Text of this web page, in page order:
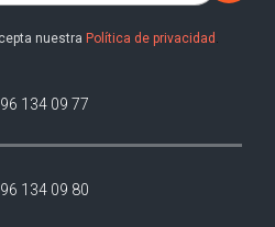
nuestra Política de privacidad .
96 134 09 77
96 134 09 80